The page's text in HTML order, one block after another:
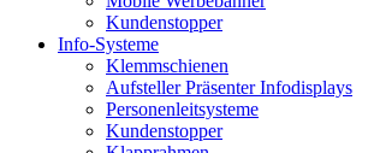
Kundenstopper
Info-Systeme
Klemmschienen
Aufsteller Präsenter Infodisplays
Personenleitsysteme
Kundenstopper